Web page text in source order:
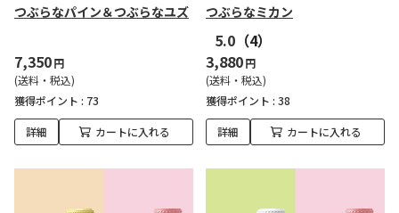
つぶらなパイン＆つぶらなユズ
7,350円
(送料・税込)
獲得ポイント : 73
詳細 カートに入れる
つぶらなミカン
5.0 （4）
3,880円
(送料・税込)
獲得ポイント : 38
詳細 カートに入れる